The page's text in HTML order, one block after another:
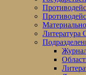
Литература